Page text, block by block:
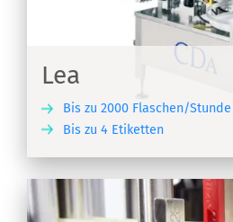
Lea
Bis zu 2000 Flaschen/Stunde
Bis zu 4 Etiketten